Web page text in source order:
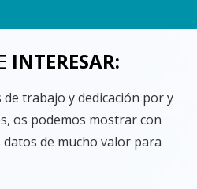
INTERESAR:
trabajo y dedicación por y
os podemos mostrar con
de mucho valor para